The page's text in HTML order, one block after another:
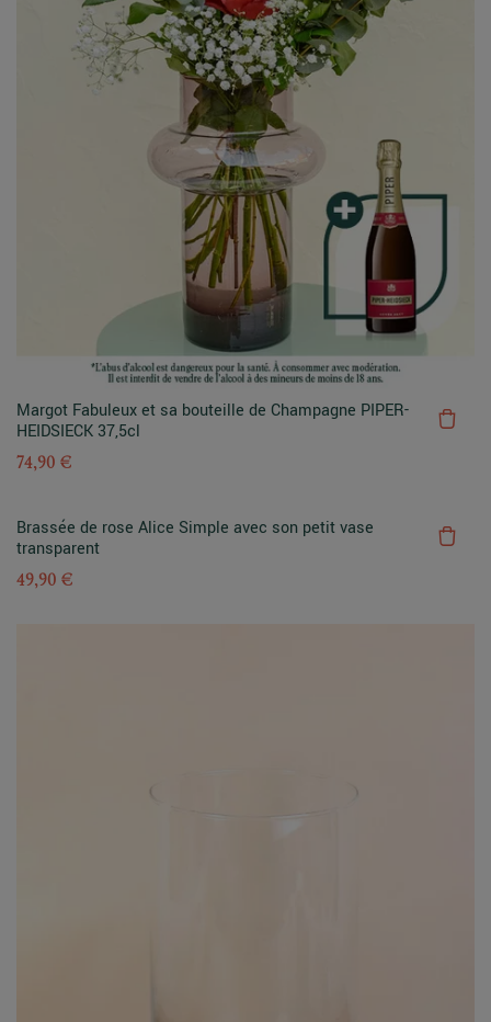
Margot Fabuleux et sa bouteille de Champagne PIPER-
HEIDSIECK 37,5cl
74,90 €
Brassée de rose Alice Simple avec son petit vase
transparent
49,90 €